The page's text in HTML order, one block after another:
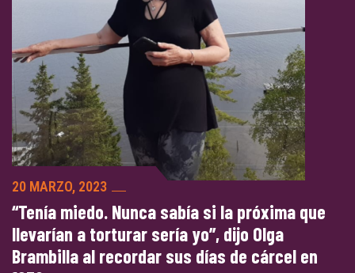
20 MARZO, 2023
“Tenía miedo. Nunca sabía si la próxima que
llevarían a torturar sería yo”, dijo Olga
Brambilla al recordar sus días de cárcel en